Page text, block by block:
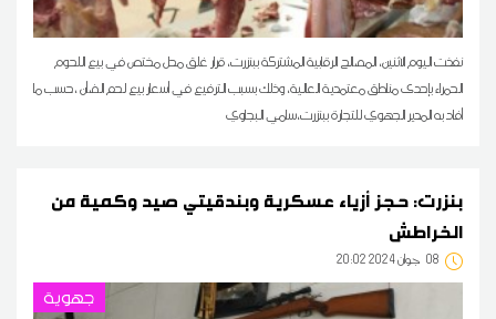
نفذت اليوم الاثنين، المصالح الرقابية المشتركة ببنزرت، قرار غلق محل مختص في بيع اللحوم
الحمراء بإحدى مناطق معتمدية العالية، وذلك بسبب الترفيع في أسعار بيع لحم الضأن ،حسب ما
أفاد به المدير الجهوي للتجارة ببنزرت،سامي البجاوي
بنزرت: حجز أزياء عسكرية وبندقيتي صيد وكمية من
الخراطش
08 20:02 2024 جوان
جهوية